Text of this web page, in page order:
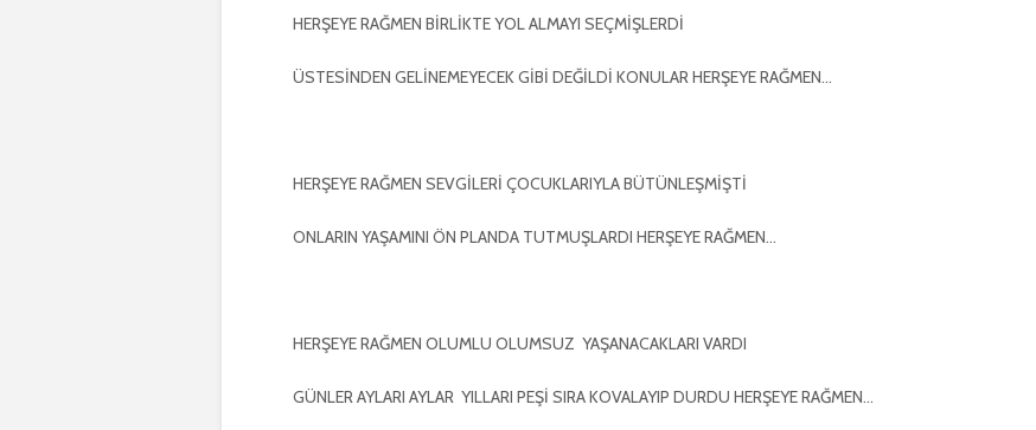
HERŞEYE RAĞMEN BİRLİKTE YOL ALMAYI SEÇMİŞLERDİ
ÜSTESİNDEN GELİNEMEYECEK GİBİ DEĞİLDİ KONULAR HERŞEYE RAĞMEN…
HERŞEYE RAĞMEN SEVGİLERİ ÇOCUKLARIYLA BÜTÜNLEŞMİŞTİ
ONLARIN YAŞAMINI ÖN PLANDA TUTMUŞLARDI HERŞEYE RAĞMEN…
HERŞEYE RAĞMEN OLUMLU OLUMSUZ YAŞANACAKLARI VARDI
GÜNLER AYLARI AYLAR YILLARI PEŞİ SIRA KOVALAYIP DURDU HERŞEYE RAĞMEN…